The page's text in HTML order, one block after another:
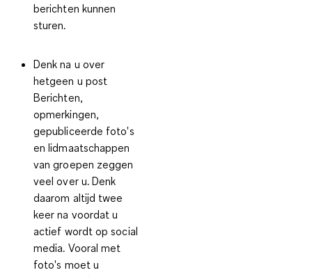
berichten kunnen
sturen.
Denk na u over
hetgeen u post
Berichten,
opmerkingen,
gepubliceerde foto's
en lidmaatschappen
van groepen zeggen
veel over u. Denk
daarom altijd twee
keer na voordat u
actief wordt op social
media. Vooral met
foto's moet u